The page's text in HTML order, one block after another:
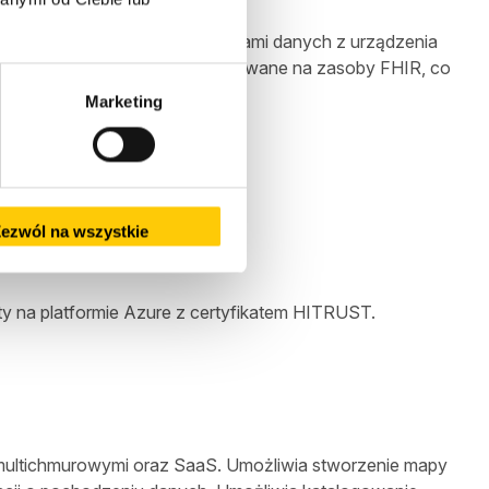
Marketing
na wszystkie
łączyć się ze strumieniami danych z urządzenia
Azure IoT Central i konwertowane na zasoby FHIR, co
w FHIR.
do zasobów FHIR.
API for FHIR.
na platformie Azure z certyfikatem HITRUST.
oraz SaaS. Umożliwia stworzenie mapy